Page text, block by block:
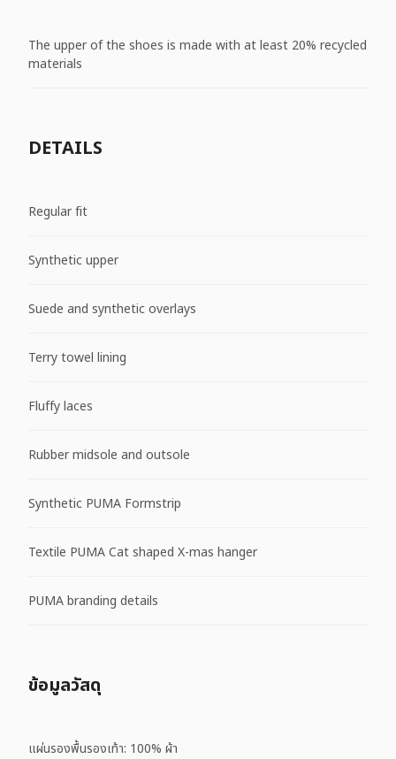
The upper of the shoes is made with at least 20% recycled
materials
DETAILS
Regular fit
Synthetic upper
Suede and synthetic overlays
Terry towel lining
Fluffy laces
Rubber midsole and outsole
Synthetic PUMA Formstrip
Textile PUMA Cat shaped X-mas hanger
PUMA branding details
ข้อมูลวัสดุ
แผ่นรองพื้นรองเท้า: 100% ผ้า